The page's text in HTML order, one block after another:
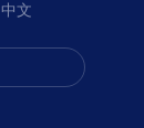
中文